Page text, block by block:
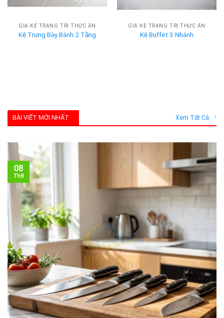
GIÁ KỆ TRANG TRÍ THỨC ĂN
Kệ Trưng Bày Bánh 2 Tầng
GIÁ KỆ TRANG TRÍ THỨC ĂN
Kệ Buffet 3 Nhánh
BÀI VIẾT MỚI NHẤT Xem Tất Cả
08
Th8